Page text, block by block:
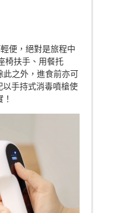
便，絕對是旅程中
椅扶手、用餐托
此之外，進食前亦可
以手持式消毒噴槍使